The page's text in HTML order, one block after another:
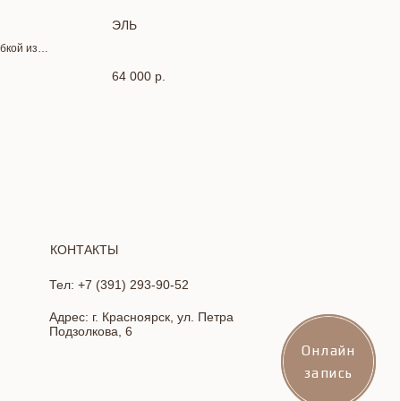
из
ЭЛЬ
64 000 р.
Тел: +7 (391) 293-90-52
Адрес: г. Красноярск, ул. Петра
Подзолкова, 6
КОНТАКТЫ
Онлайн
запись
Онлайн
запись